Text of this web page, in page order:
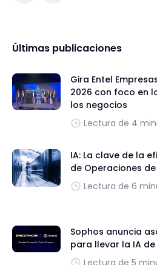
Últimas publicaciones
Gira Entel
2026 con foco en
los negocios
Lectura de 4
IA: La clave de la
de Operaciones
Lectura de 6
Sophos anuncia
para llevar la IA
Lectura de 5